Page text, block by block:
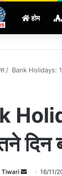
होम
/ Bank Holidays:
Tiwari
Send16/11/